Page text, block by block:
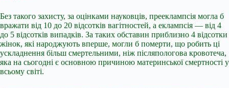
Без такого захисту, за оцінками науковців, прееклампсія могла б
вражати від 10 до 20 відсотків вагітностей, а еклампсія — від 4
до 5 відсотків випадків. За таких обставин приблизно 4 відсотки
жінок, які народжують вперше, могли б померти, що робить ці
ускладнення більш смертельними, ніж післяпологова кровотеча,
яка на сьогодні є основною причиною материнської смертності у
всьому світі.